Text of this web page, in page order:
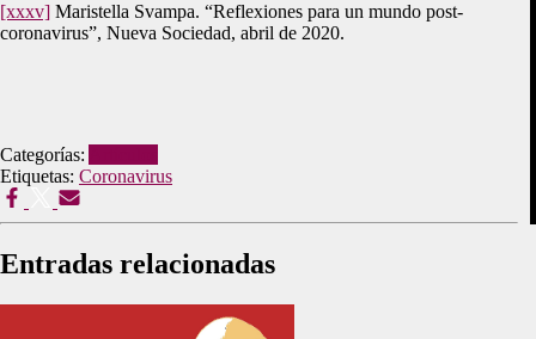
[xxxv] Maristella Svampa. “Reflexiones para un mundo post-
coronavirus”, Nueva Sociedad, abril de 2020.
Categorías:
Etiquetas: Coronavirus
Entradas relacionadas